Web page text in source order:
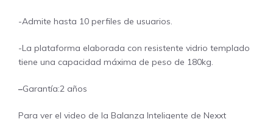
-Admite hasta 10 perfiles de usuarios.
-La plataforma elaborada con resistente vidrio templado
tiene una capacidad máxima de peso de 180kg.
–Garantía:2 años
Para ver el video de la Balanza Inteligente de Nexxt